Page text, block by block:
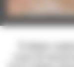
W sklepie